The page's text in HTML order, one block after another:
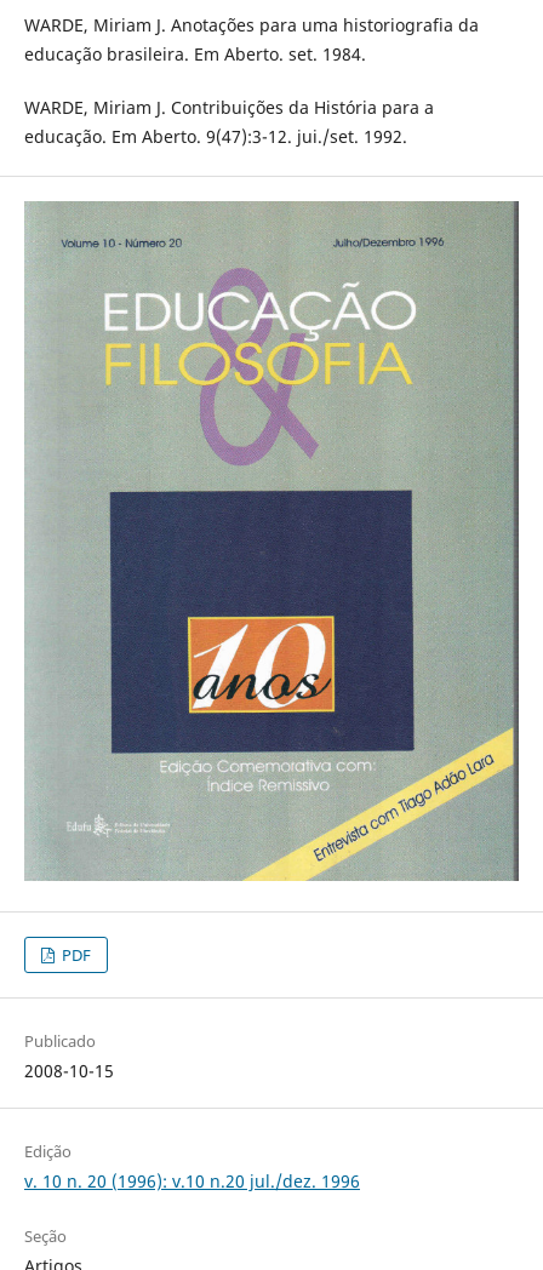
WARDE, Miriam J. Anotações para uma historiografia da
educação brasileira. Em Aberto. set. 1984.
WARDE, Miriam J. Contribuições da História para a
educação. Em Aberto. 9(47):3-12. jui./set. 1992.
PDF
Publicado
2008-10-15
Edição
v. 10 n. 20 (1996): v.10 n.20 jul./dez. 1996
Seção